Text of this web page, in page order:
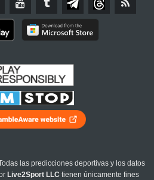
las predicciones deportivas y los datos
Live2Sport LLC tienen únicamente fines